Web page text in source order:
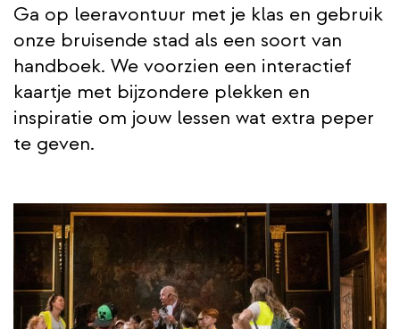
Ga op leeravontuur met je klas en gebruik
onze bruisende stad als een soort van
handboek. We voorzien een interactief
kaartje met bijzondere plekken en
inspiratie om jouw lessen wat extra peper
te geven.